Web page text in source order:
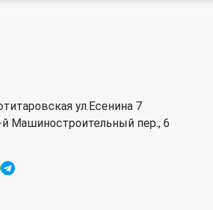
ул.Есенина 7
Машиностроительный пер., 6